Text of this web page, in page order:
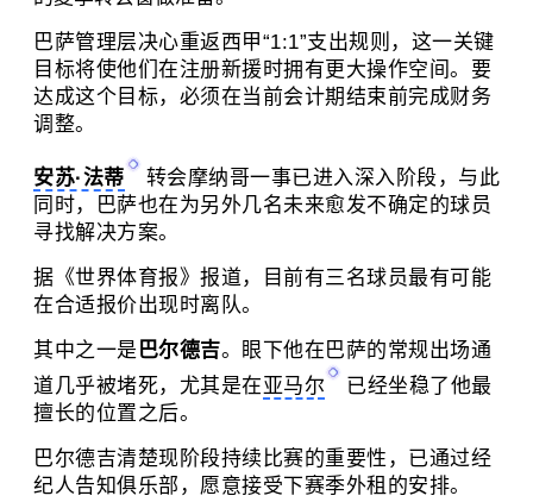
巴萨管理层决心重返西甲“1:1”支出规则，这一关键
目标将使他们在注册新援时拥有更大操作空间。要
达成这个目标，必须在当前会计期结束前完成财务
调整。
安苏·法蒂
转会摩纳哥一事已进入深入阶段，与此
同时，巴萨也在为另外几名未来愈发不确定的球员
寻找解决方案。
据《世界体育报》报道，目前有三名球员最有可能
在合适报价出现时离队。
其中之一是 巴尔德吉。眼下他在巴萨的常规出场通
道几乎被堵死，尤其是在亚马尔
已经坐稳了他最
擅长的位置之后。
巴尔德吉清楚现阶段持续比赛的重要性，已通过经
纪人告知俱乐部，愿意接受下赛季外租的安排。